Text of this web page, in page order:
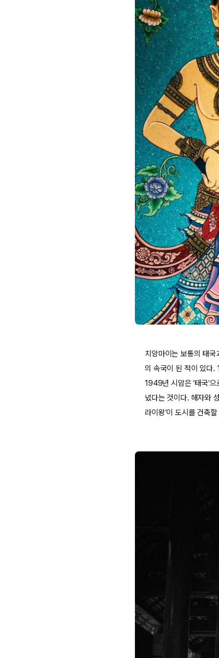
치앙마이는 보통의 태
의 속국이 된 적이 있다.
1949년 시암은 ‘태국’
녔다는 것이다. 해자와
라이왕’이 도시를 건축